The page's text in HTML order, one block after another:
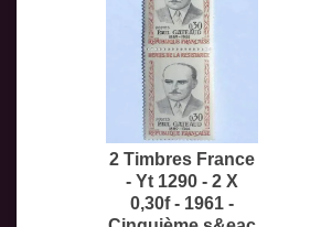
2 Timbres France
- Yt 1290 - 2 X
0,30f - 1961 -